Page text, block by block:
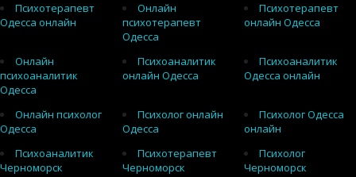
Психотерапевт
Одесса онлайн
Онлайн
психотерапевт
Одесса
Психотерапевт
онлайн Одесса
Онлайн
психоаналитик
Одесса
Психоаналитик
онлайн Одесса
Психоаналитик
Одесса онлайн
Онлайн психолог
Одесса
Психолог онлайн
Одесса
Психолог Одесса
онлайн
Психоаналитик
Черноморск
Психотерапевт
Черноморск
Психолог
Черноморск